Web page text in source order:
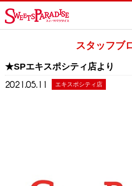
スタッフブ
★SPエキスポシティ店より
2021.05.11 エキスポシティ店